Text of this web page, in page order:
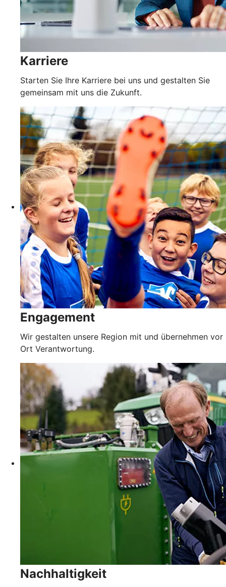
Karriere
Starten Sie Ihre Karriere bei uns und gestalten Sie
gemeinsam mit uns die Zukunft.
Engagement
Wir gestalten unsere Region mit und übernehmen vor
Ort Verantwortung.
Nachhaltigkeit